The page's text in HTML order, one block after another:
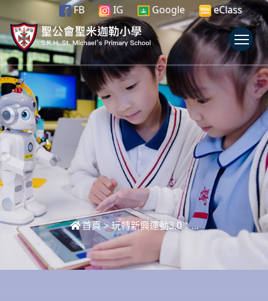
FB IG Google eClass
首頁>玩轉新興運動3.0：...